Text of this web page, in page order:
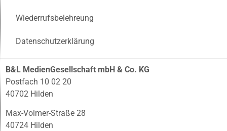
Wiederrufsbelehreung
Datenschutzerklärung
B&L MedienGesellschaft mbH & Co. KG
Postfach 10 02 20
40702 Hilden
Max-Volmer-Straße 28
40724 Hilden